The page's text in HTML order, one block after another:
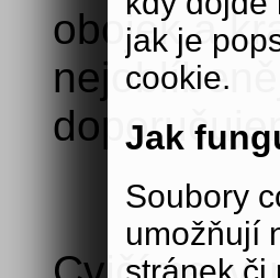
jak je
cookie.
Jak
Soubory
umožňují
obojek a